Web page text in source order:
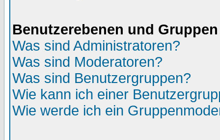
Benutzerebenen und Gruppen
Was sind Administratoren?
Was sind Moderatoren?
Was sind Benutzergruppen?
Wie kann ich einer
Wie werde ich ein